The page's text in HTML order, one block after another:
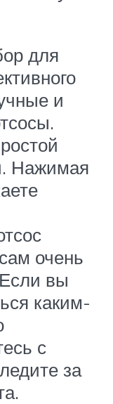
для
и
Нажимая
очень
вы
каким-
с
за